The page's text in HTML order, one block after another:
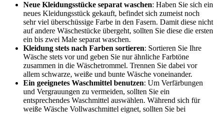
Neue Kleidungsstücke separat waschen: Haben Sie sich ein
neues Kleidungsstück gekauft, befindet sich zumeist noch
sehr viel überschüssige Farbe in den Fasern. Damit diese nicht
auf andere Wäschestücke übergeht, sollten Sie diese die ersten
ein bis zwei Male separat waschen.
Kleidung stets nach Farben sortieren: Sortieren Sie Ihre
Wäsche stets vor und geben Sie nur ähnliche Farbtöne
zusammen in die Wäschetrommel. Trennen Sie dabei vor
allem schwarze, weiße und bunte Wäsche voneinander.
Ein geeignetes Waschmittel benutzen: Um Verfärbungen
und Vergrauungen zu vermeiden, sollten Sie ein
entsprechendes Waschmittel auswählen. Während sich für
weiße Wäsche Vollwaschmittel eignet, sollten Sie bei